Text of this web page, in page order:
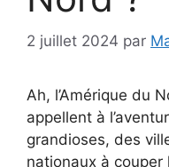
2 juillet 2024 par
Ah, l’Amérique du
appellent à
grandioses, des
nationaux à